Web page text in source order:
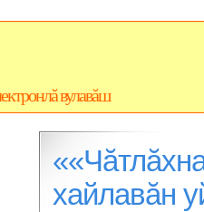
вулавăш
хайлавăн